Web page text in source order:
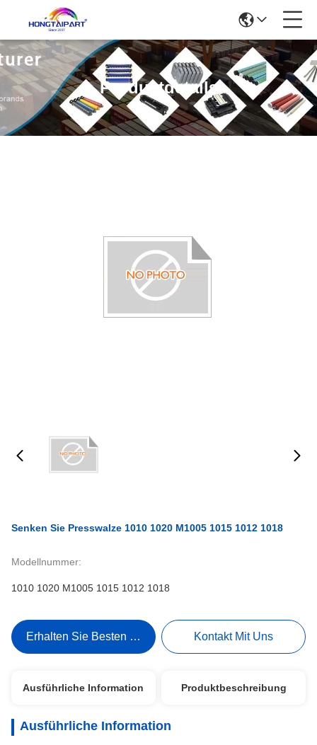
Produktdetails
Senken Sie Presswalze 1010 1020 M1005 1015 1012 1018
Modellnummer:
1010 1020 M1005 1015 1012 1018
Erhalten Sie Besten Preis Kontakt Mit Uns
Ausführliche Information Produktbeschreibung
Ausführliche Information